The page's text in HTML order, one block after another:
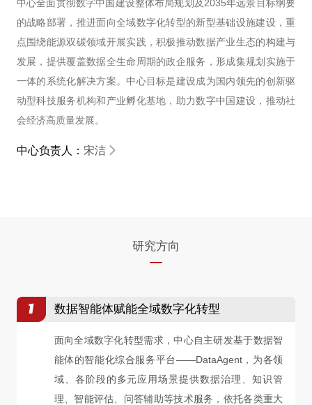
中心全面贯彻数字中国建设整体布局规划及2035年远景目标纲要
的战略部署，推进面向全域数字化转型的新型基础设施建设，重
点围绕能源双碳领域开展实践，积极推动数据产业生态的构建与
发展，提供覆盖数据全生命周期的政企服务，形成集规划实施于
一体的系统化解决方案。中心目标是建设成为国内领先的创新驱
动型科技服务机构和产业孵化基地，助力数字中国建设，推动社
会经济高质量发展。
中心负责人： 宋洁
研究方向
1 数据智能体赋能全域数字化转型
面向全域数字化转型需求，中心自主研发基于数据智
能体的智能化综合服务平台——DataAgent，为各领
域、各阶段的多元应用场景提供数据治理、知识管
理、智能评估、问答辅助等技术服务，依托各类重大